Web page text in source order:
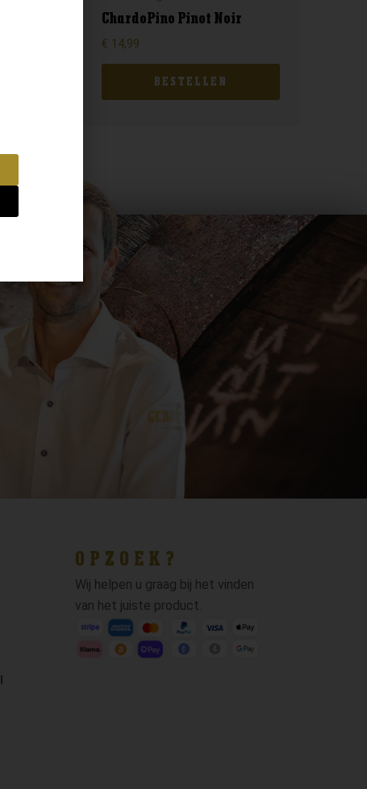
ChardoPino Pinot Noir
€ 14,99
BESTELLEN
OPZOEK?
Wij helpen u graag bij het vinden
van het juiste product.